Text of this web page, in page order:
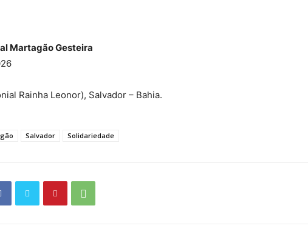
Martagão Gesteira
Rainha Leonor), Salvador – Bahia.
Salvador Solidariedade